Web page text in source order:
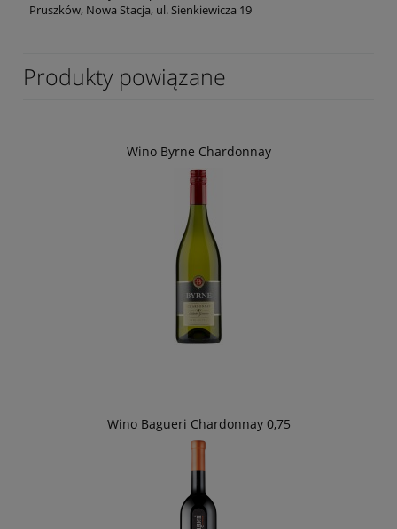
Pruszków, Nowa Stacja, ul. Sienkiewicza 19
Produkty powiązane
Wino Byrne Chardonnay
Wino Bagueri Chardonnay 0,75